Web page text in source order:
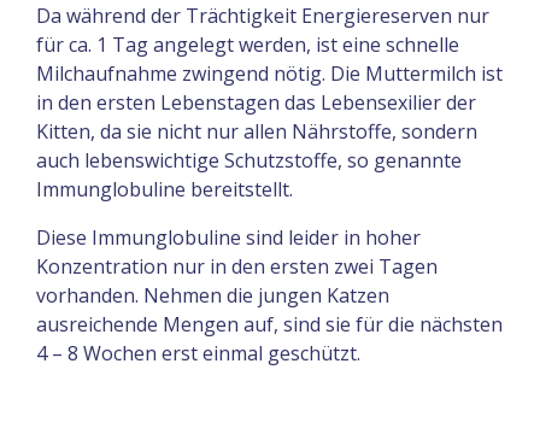
Da während der Trächtigkeit Energiereserven nur
für ca. 1 Tag angelegt werden, ist eine schnelle
Milchaufnahme zwingend nötig. Die Muttermilch ist
in den ersten Lebenstagen das Lebensexilier der
Kitten, da sie nicht nur allen Nährstoffe, sondern
auch lebenswichtige Schutzstoffe, so genannte
Immunglobuline bereitstellt.
Diese Immunglobuline sind leider in hoher
Konzentration nur in den ersten zwei Tagen
vorhanden. Nehmen die jungen Katzen
ausreichende Mengen auf, sind sie für die nächsten
4 – 8 Wochen erst einmal geschützt.